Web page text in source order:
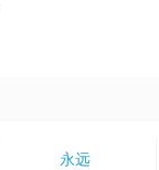
永远